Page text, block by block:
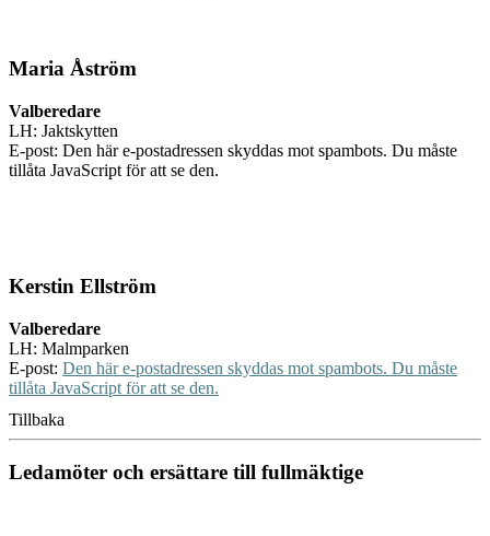
Maria Åström
Valberedare
LH: Jaktskytten
E-post: Den här e-postadressen skyddas mot spambots. Du måste
tillåta JavaScript för att se den.
Kerstin Ellström
Valberedare
LH: Malmparken
E-post: Den här e-postadressen skyddas mot spambots. Du måste
tillåta JavaScript för att se den.
Tillbaka
Ledamöter och ersättare till fullmäktige